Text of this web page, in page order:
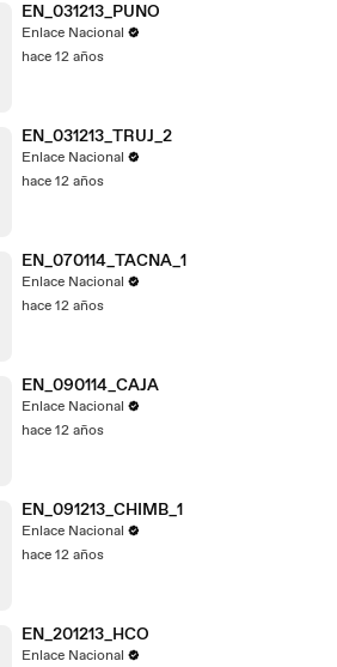
EN_031213_PUNO
Enlace Nacional
hace 12 años
EN_031213_TRUJ_2
Enlace Nacional
hace 12 años
EN_070114_TACNA_1
Enlace Nacional
hace 12 años
EN_090114_CAJA
Enlace Nacional
hace 12 años
EN_091213_CHIMB_1
Enlace Nacional
hace 12 años
EN_201213_HCO
Enlace Nacional